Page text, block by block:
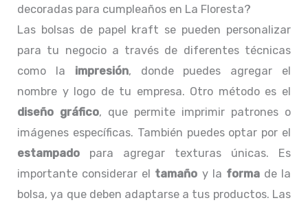
decoradas para cumpleaños en La Floresta?
Las bolsas de papel kraft se pueden personalizar
para tu negocio a través de diferentes técnicas
como la impresión, donde puedes agregar el
nombre y logo de tu empresa. Otro método es el
diseño gráfico, que permite imprimir patrones o
imágenes específicas. También puedes optar por el
estampado para agregar texturas únicas. Es
importante considerar el tamaño y la formade la
bolsa, ya que deben adaptarse a tus productos. Las